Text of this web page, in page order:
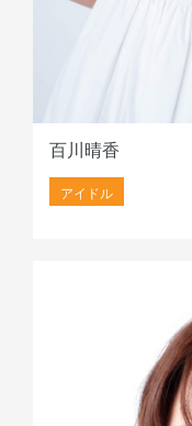
百川晴香
アイドル